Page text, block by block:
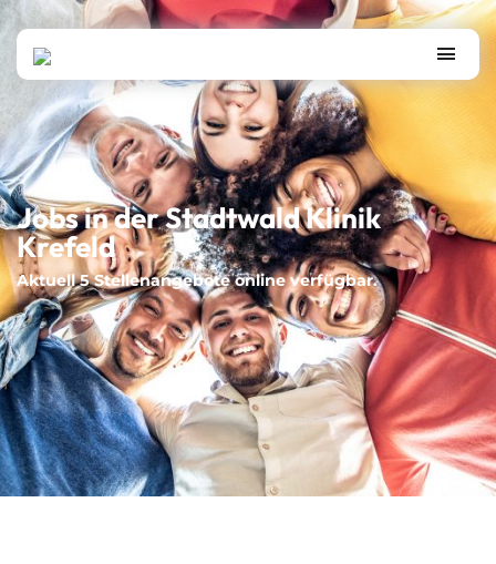
Jobs in der Stadtwald Klinik
Krefeld
Aktuell 5 Stellenangebote online verfügbar.